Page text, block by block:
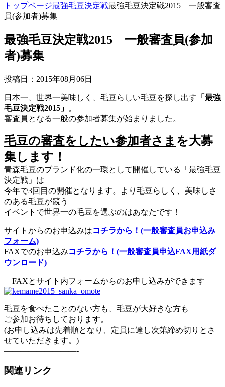
トップページ最強毛豆決定戦最強毛豆決定戦2015 一般審査
員(参加者)募集
最強毛豆決定戦2015 一般審査員(参加
者)募集
投稿日：2015年08月06日
日本一、世界一美味しく、毛豆らしい毛豆を探し出す 「最強
毛豆決定戦2015」 。
審査員となる一般の参加者募集が始まりました。
毛豆の審査をしたい参加者さま を大募
集します！
青森毛豆のブランド化の一環として開催している「最強毛豆
決定戦」は
今年で3回目の開催となります。より毛豆らしく、美味しさ
のある毛豆が競う
イベントで世界一の毛豆を選ぶのはあなたです！
サイトからのお申込みはコチラから！(一般審査員お申込み
フォーム)
FAXでのお申込みコチラから！(一般審査員申込FAX用紙ダ
ウンロード)
―FAXとサイト内フォームからのお申し込みができます―
毛豆を食べたことのない方も、毛豆が大好きな方も
ご参加お待ちしております。
(お申し込みは先着順となり、定員に達し次第締め切りとさ
せていただきます。)
—————————-
関連リンク